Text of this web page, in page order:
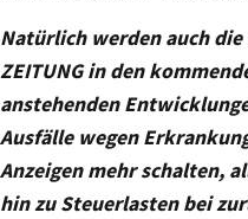
Natürlich werden auch die
ZEITUNG in den
anstehenden
Ausfälle wegen
Anzeigen mehr schalten,
hin zu Steuerlasten bei